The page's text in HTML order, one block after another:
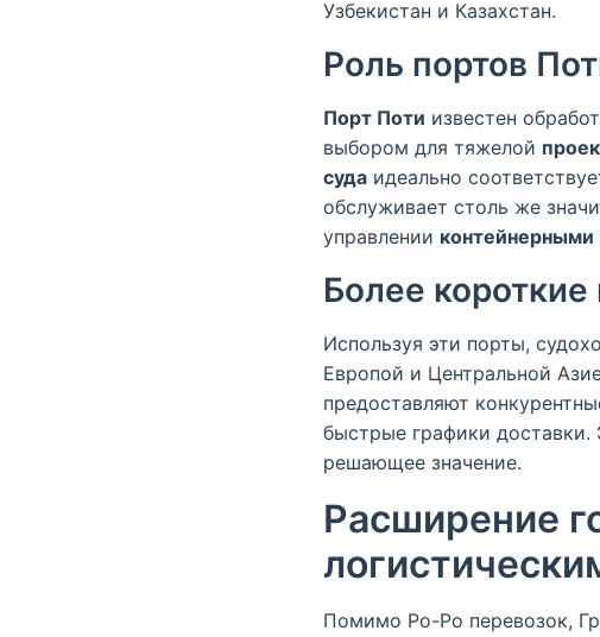
Узбекистан и Казахстан.
Роль портов
Порт Поти известен
выбором для тяжелой
суда идеально
обслуживает столь же
управлении контейнерными
Более
Используя эти порты,
Европой и Центральной
предоставляют
быстрые графики доставки.
решающее значение.
Расширение
Помимо Ро-Ро перевозок,